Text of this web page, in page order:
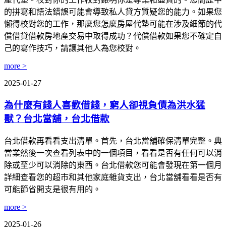
的拼寫和語法錯誤可能會導致私人貸方質疑您的能力。如果您
懶得校對您的工作，那麼您怎麼房屋代墊可能在涉及細節的代
償借貸借款房地產交易中取得成功？代償借款如果您不確定自
己的寫作技巧，請讓其他人為您校對。
more >
2025-01-27
為什麼有錢人喜歡借錢，窮人卻視負債為洪水猛
獸？台北當舖，台北借款
台北借款再看看支出清單。首先，台北當舖確保清單完整。典
當業然後一次查看列表中的一個項目，看看是否有任何可以消
除或至少可以消除的東西。台北借款您可能會發現在第一個月
詳細查看您的超市和其他家庭雜貨支出，台北當舖看看是否有
可能節省開支是很有用的。
more >
2025-01-26